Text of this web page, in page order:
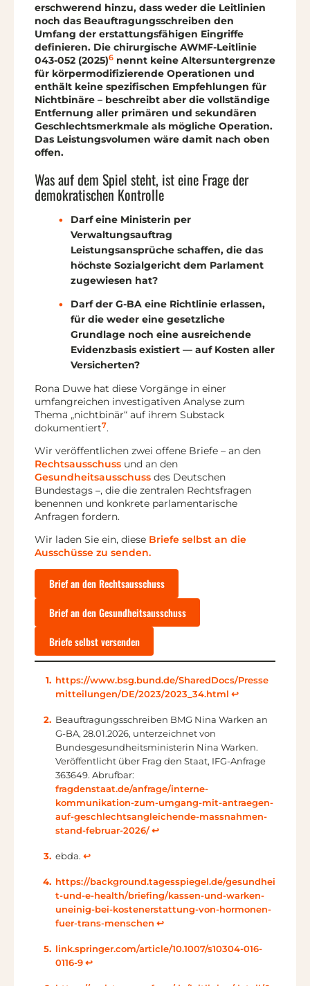
erschwerend hinzu, dass weder die Leitlinien
noch das Beauftragungsschreiben den
Umfang der erstattungsfähigen Eingriffe
definieren. Die chirurgische AWMF-Leitlinie
043-052 (2025)6 nennt keine Altersuntergrenze
für körpermodifizierende Operationen und
enthält keine spezifischen Empfehlungen für
Nichtbinäre – beschreibt aber die vollständige
Entfernung aller primären und sekundären
Geschlechtsmerkmale als mögliche Operation.
Das Leistungsvolumen wäre damit nach oben
offen.
Was auf dem Spiel steht, ist eine Frage der
demokratischen Kontrolle
Darf eine Ministerin per
Verwaltungsauftrag
Leistungsansprüche schaffen, die das
höchste Sozialgericht dem Parlament
zugewiesen hat?
Darf der G-BA eine Richtlinie erlassen,
für die weder eine gesetzliche
Grundlage noch eine ausreichende
Evidenzbasis existiert — auf Kosten aller
Versicherten?
Rona Duwe hat diese Vorgänge in einer
umfangreichen investigativen Analyse zum
Thema „nichtbinär“ auf ihrem Substack
dokumentiert7.
Wir veröffentlichen zwei offene Briefe – an den
Rechtsausschuss und an den
Gesundheitsausschuss des Deutschen
Bundestags –, die die zentralen Rechtsfragen
benennen und konkrete parlamentarische
Anfragen fordern.
Wir laden Sie ein, diese Briefe selbst an die
Ausschüsse zu senden.
Brief an den Rechtsausschuss
Brief an den Gesundheitsausschuss
Briefe selbst versenden
https://www.bsg.bund.de/SharedDocs/Presse
mitteilungen/DE/2023/2023_34.html ↩︎
Beauftragungsschreiben BMG Nina Warken an
G-BA, 28.01.2026, unterzeichnet von
Bundesgesundheitsministerin Nina Warken.
Veröffentlicht über Frag den Staat, IFG-Anfrage
363649. Abrufbar:
fragdenstaat.de/anfrage/interne-
kommunikation-zum-umgang-mit-antraegen-
auf-geschlechtsangleichende-massnahmen-
stand-februar-2026/↩︎
ebda. ↩︎
https://background.tagesspiegel.de/gesundhei
t-und-e-health/briefing/kassen-und-warken-
uneinig-bei-kostenerstattung-von-hormonen-
fuer-trans-menschen ↩︎
link.springer.com/article/10.1007/s10304-016-
0116-9↩︎